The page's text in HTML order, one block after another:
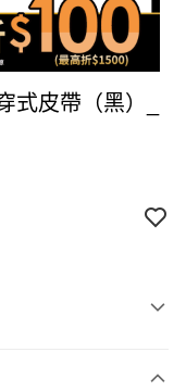
式皮帶（黑）_